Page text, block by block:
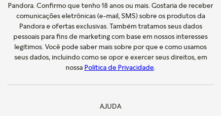
Pandora. Confirmo que tenho 18 anos ou mais. Gostaria de receber
comunicações eletrônicas (e-mail, SMS) sobre os produtos da
Pandora e ofertas exclusivas. Também tratamos seus dados
pessoais para fins de marketing com base em nossos interesses
legítimos. Você pode saber mais sobre por que e como usamos
seus dados, incluindo como se opor e exercer seus direitos, em
nossa Política de Privacidade
AJUDA